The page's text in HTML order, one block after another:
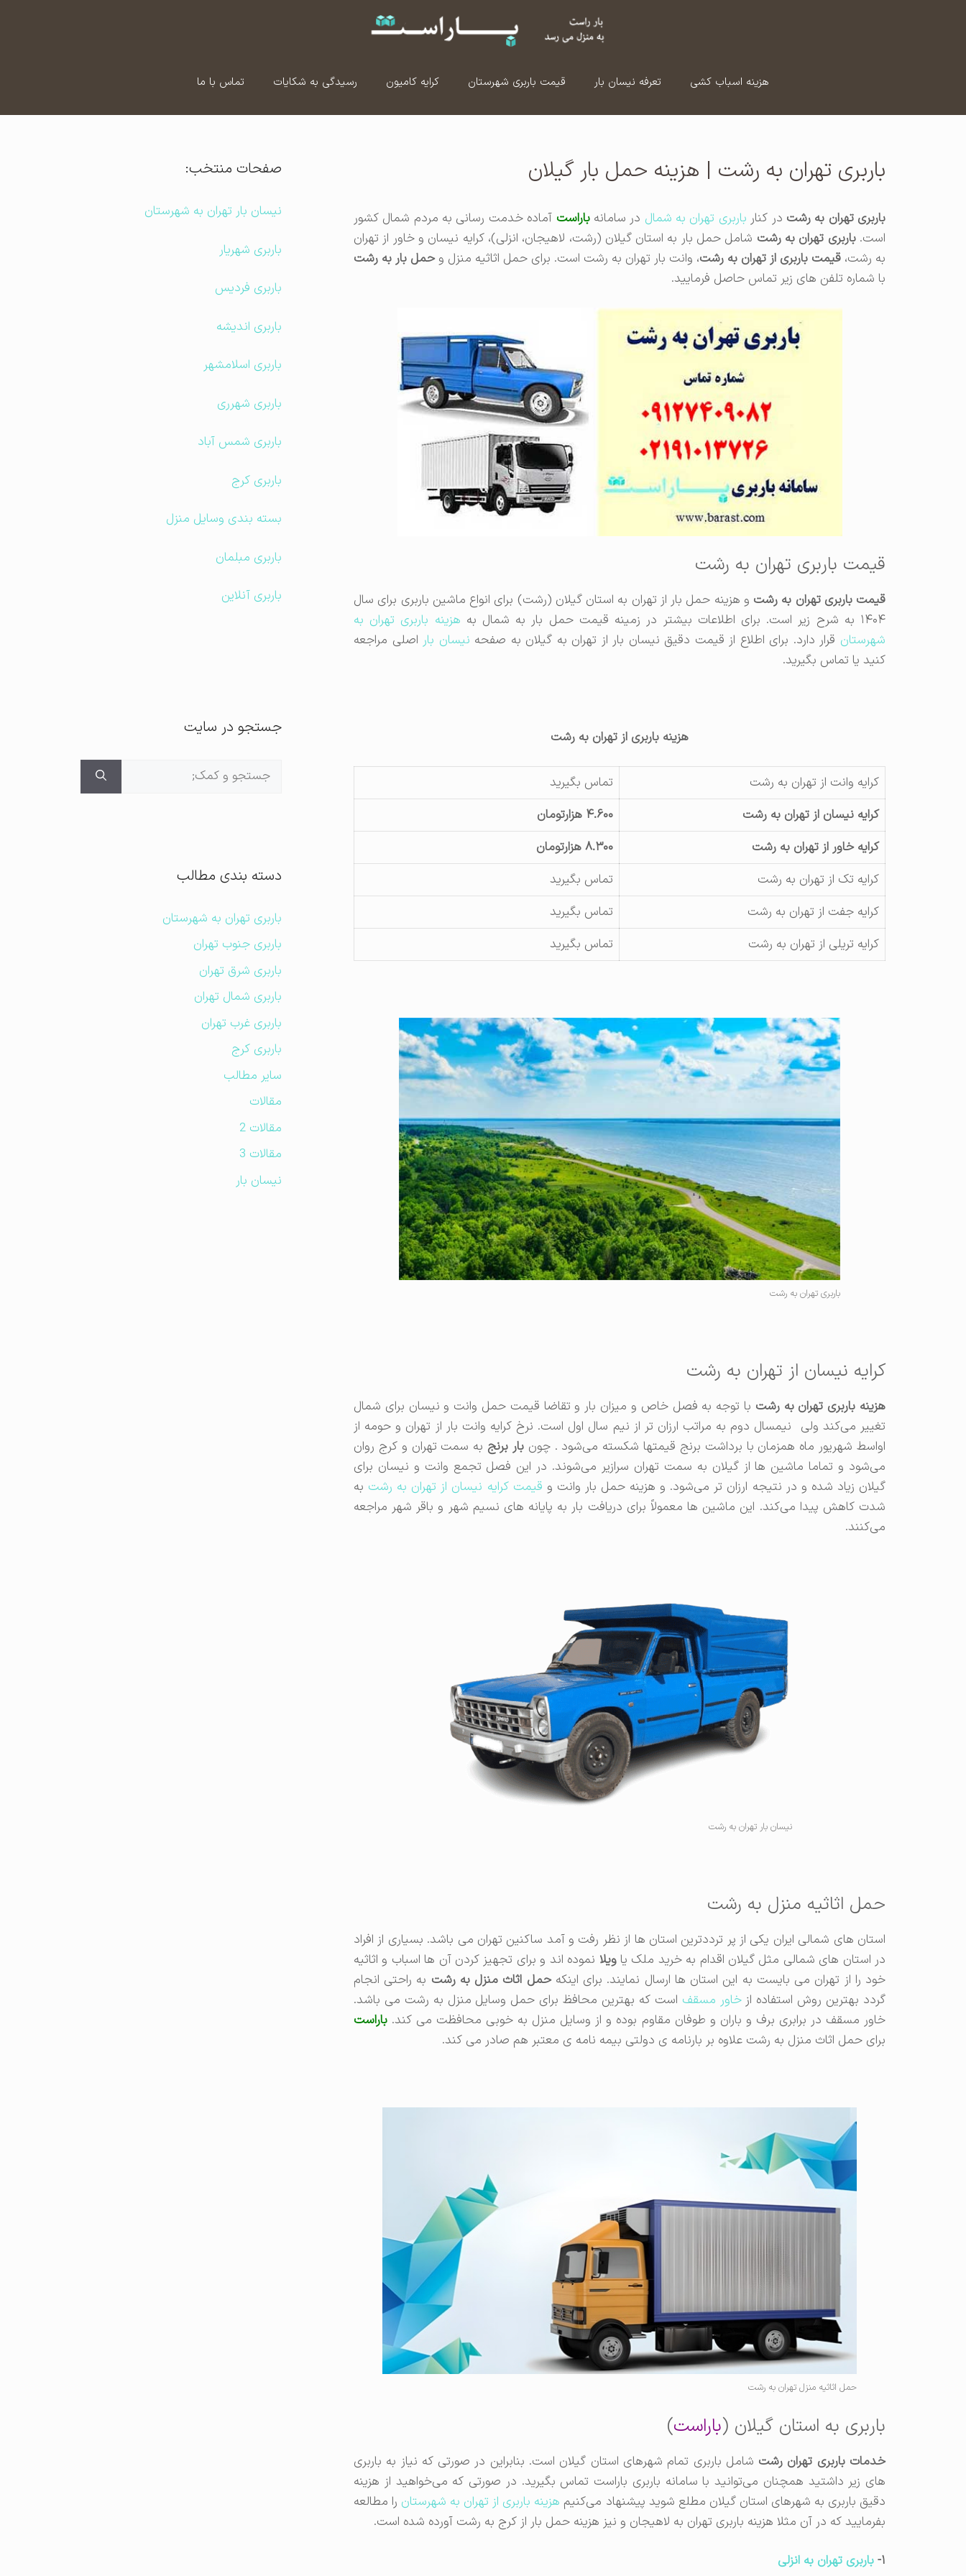
هزینه اسباب کشی تعرفه نیسان بار قیمت باربری شهرستان کرایه کامیون رسیدگی به شکایات تماس با ما
باربری تهران به رشت | هزینه حمل بار گیلان
باربری تهران به رشت در کنارباربری تهران به شمال در سامانهباراست آماده خدمت رسانی به مردم شمال کشور
است.باربری تهران به رشت شامل حمل بار به استان گیلان (رشت، لاهیجان،‌ انزلی)، کرایه نیسان و خاور از تهران
به رشت، قیمت باربری از تهران به رشت، وانت بار تهران به رشت است. برای حمل اثاثیه منزل وحمل بار به رشت
با شماره تلفن های زیر تماس حاصل فرمایید.
قیمت باربری تهران به رشت
قیمت باربری تهران به رشت و هزینه حمل بار از تهران به استان گیلان (رشت) برای انواع ماشین باربری برای سال
۱۴۰۴ به شرح زیر است. برای اطلاعات بیشتر در زمینه قیمت حمل بار به شمال به
هزینه باربری تهران به
شهرستان قرار دارد. برای اطلاع از قیمت دقیق نیسان بار از تهران به گیلان به صفحه نیسان باراصلی مراجعه
کنید یا تماس بگیرید.
هزینه باربری از تهران به رشت
کرایه وانت از تهران به رشت
تماس بگیرید
کرایه نیسان از تهران به رشت
۴.۶۰۰ هزارتومان
کرایه خاور از تهران به رشت
۸.۳۰۰ هزارتومان
کرایه تک از تهران به رشت
تماس بگیرید
کرایه جفت از تهران به رشت
تماس بگیرید
کرایه تریلی از تهران به رشت
تماس بگیرید
باربری تهران به رشت
کرایه نیسان از تهران به رشت
هزینه باربری تهران به رشت با توجه به فصل خاص و میزان بار و تقاضا قیمت حمل وانت و نیسان برای شمال
تغییر می‌کند ولی نیمسال دوم به مراتب ارزان تر از نیم سال اول است. نرخ کرایه وانت بار از تهران و حومه از
اواسط شهریور ماه همزمان با برداشت برنج قیمتها شکسته می‌شود . چونبار برنج به سمت تهران و کرج روان
می‌شود و تماما ماشین ها از گیلان به سمت تهران سرازیر می‌شوند. در این فصل تجمع وانت و نیسان برای
گیلان زیاد شده و در نتیجه ارزان تر می‌شود. و هزینه حمل بار وانت و قیمت کرایه نیسان از تهران به رشت به
شدت کاهش پیدا می‌کند. این ماشین ها معمولاً برای دریافت بار به پایانه های نسیم شهر و باقر شهر مراجعه
می‌کنند.
نیسان بار تهران به رشت
حمل اثاثیه منزل به رشت
استان های شمالی ایران یکی از پر ترددترین استان ها از نظر رفت و آمد ساکنین تهران می باشد. بسیاری از افراد
در استان های شمالی مثل گیلان اقدام به خرید ملک یاویلا نموده اند و برای تجهیز کردن آن ها اسباب و اثاثیه
خود را از تهران می بایست به این استان ها ارسال نمایند. برای اینکهحمل اثاث منزل به رشت به راحتی انجام
گردد بهترین روش استفاده ازخاور مسقف است که بهترین محافظ برای حمل وسایل منزل به رشت می باشد.
خاور مسقف در برابری برف و باران و طوفان مقاوم بوده و از وسایل منزل به خوبی محافظت می کند. باراست
برای حمل اثاث منزل به رشت علاوه بر بارنامه ی دولتی بیمه نامه ی معتبر هم صادر می کند.
حمل اثاثیه منزل تهران به رشت
باربری به استان گیلان (باراست)
خدمات باربری تهران رشت شامل باربری تمام شهرهای استان گیلان است. بنابراین در صورتی که نیاز به باربری
های زیر داشتید همچنان می‌توانید با سامانه باربری باراست تماس بگیرید. در صورتی که می‌خواهید از هزینه
دقیق باربری به شهرهای استان گیلان مطلع شوید پیشنهاد می‌کنیم هزینه باربری از تهران به شهرستان را مطالعه
بفرمایید که در آن مثلا هزینه باربری تهران به لاهیجان و نیز هزینه حمل بار از کرج به رشت آورده شده است.
۱- باربری تهران به انزلی
صفحات منتخب:
نیسان بار تهران به شهرستان
باربری شهریار
باربری فردیس
باربری اندیشه
باربری اسلامشهر
باربری شهرری
باربری شمس آباد
باربری کرج
بسته بندی وسایل منزل
باربری مبلمان
باربری آنلاین
جستجو در سایت
جستجوی
دسته بندی مطالب
باربری تهران به شهرستان
باربری جنوب تهران
باربری شرق تهران
باربری شمال تهران
باربری غرب تهران
باربری کرج
سایر مطالب
مقالات
مقالات 2
مقالات 3
نیسان بار